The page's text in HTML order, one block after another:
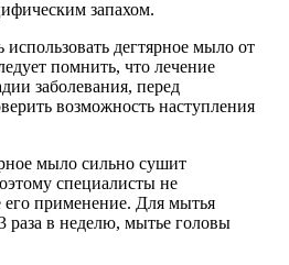
запахом.
дегтярное мыло от
помнить, что лечение
заболевания, перед
возможность наступления
мыло сильно сушит
специалисты не
его применение. Для мытья
раза в неделю, мытье головы